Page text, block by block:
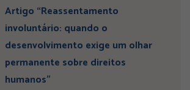
Artigo “Reassentamento
involuntário: quando o
desenvolvimento exige um olhar
permanente sobre direitos
humanos”